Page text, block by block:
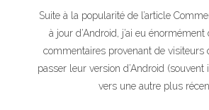
Suite à la popularité de l’article
à jour d’Android, j’ai eu
commentaires provenant de visiteurs
passer leur version d’Android (souvent
vers une autre plus